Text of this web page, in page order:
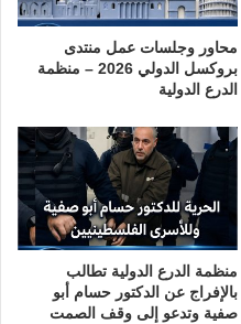
محاور وجلسات عمل منتدى
بروكسل الدولي 2026 – منظمة
الدرع الدولية
منظمة الدرع الدولية تطالب
بالإفراج عن الدكتور حسام أبو
صفية وتدعو إلى وقف الصمت